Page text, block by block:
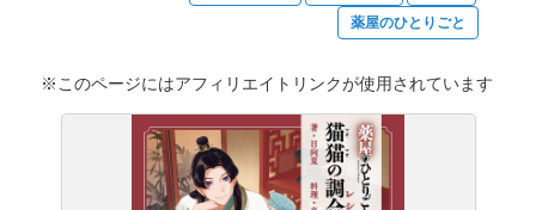
薬屋のひとりごと
※このページにはアフィリエイトリンクが使用されています